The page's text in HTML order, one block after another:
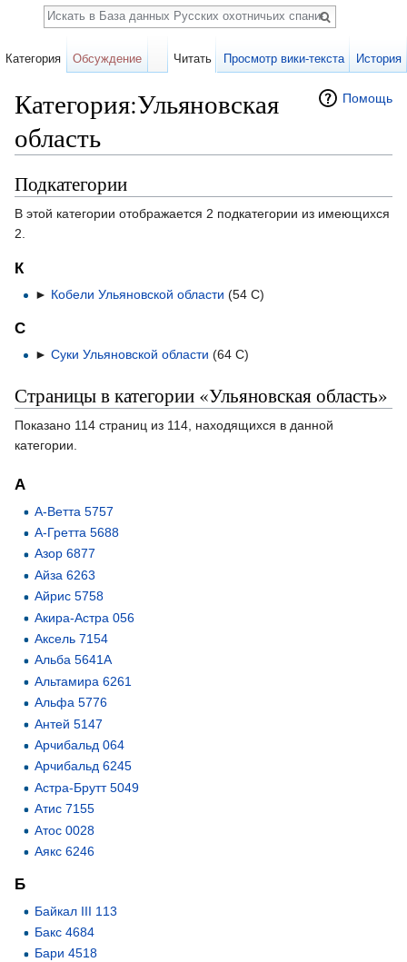
Помощь
Категория:Ульяновская
область
Подкатегории
В этой категории отображается 2 подкатегории из имеющихся
2.
К
► Кобели Ульяновской области ‎(54 С)
С
►Суки Ульяновской области ‎(64 С)
Страницы в категории «Ульяновская область»
Показано 114 страниц из 114, находящихся в данной
категории.
А
А-Ветта 5757
А-Гретта 5688
Азор 6877
Айза 6263
Айрис 5758
Акира-Астра 056
Аксель 7154
Альба 5641А
Альтамира 6261
Альфа 5776
Антей 5147
Арчибальд 064
Арчибальд 6245
Астра-Брутт 5049
Атис 7155
Атос 0028
Аякс 6246
Б
Байкал III 113
Бакс 4684
Бари 4518
Категория Обсуждение Читать Просмотр вики-текста История
Поиск